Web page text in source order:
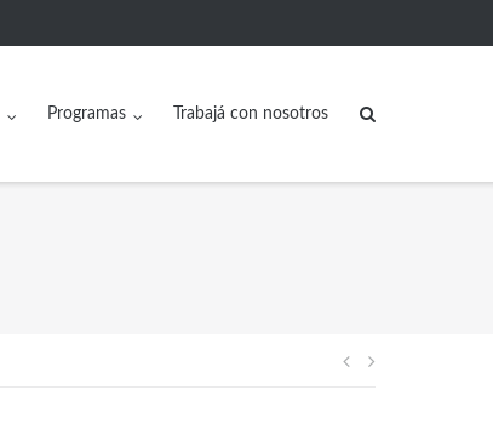
Programas Trabajá con nosotros